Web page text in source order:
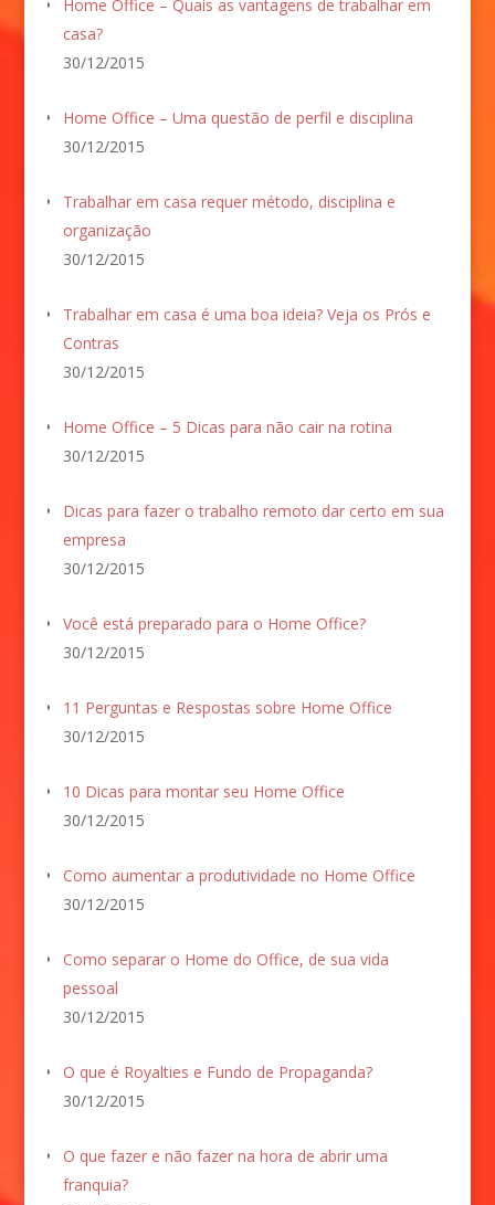
Home Office – Quais as vantagens de trabalhar em
casa?
30/12/2015
Home Office – Uma questão de perfil e disciplina
30/12/2015
Trabalhar em casa requer método, disciplina e
organização
30/12/2015
Trabalhar em casa é uma boa ideia? Veja os Prós e
Contras
30/12/2015
Home Office – 5 Dicas para não cair na rotina
30/12/2015
Dicas para fazer o trabalho remoto dar certo em sua
empresa
30/12/2015
Você está preparado para o Home Office?
30/12/2015
11 Perguntas e Respostas sobre Home Office
30/12/2015
10 Dicas para montar seu Home Office
30/12/2015
Como aumentar a produtividade no Home Office
30/12/2015
Como separar o Home do Office, de sua vida
pessoal
30/12/2015
O que é Royalties e Fundo de Propaganda?
30/12/2015
O que fazer e não fazer na hora de abrir uma
franquia?